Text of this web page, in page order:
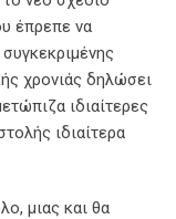
έπρεπε να
χρονιάς δηλώσει
ιδιαίτερες
ιδιαίτερα
μιας και θα